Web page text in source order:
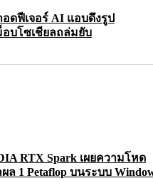
ดฟีเจอร์ AI แอบดึงรูป
อบโซเชียลถล่มยับ
RTX Spark เผยความโหด
1 Petaflop บนระบบ